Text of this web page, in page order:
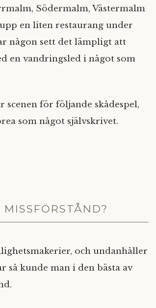
Södermalm, Västermalm
en liten restaurang under
någon sett det lämpligt att
en vandringsled i något som
scenen för följande skådespel,
som något självskrivet.
och undanhåller
kunde man i den bästa av